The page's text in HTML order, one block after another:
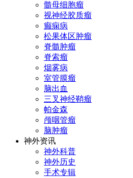
髓母细胞瘤
视神经胶质瘤
癫痫病
松果体区肿瘤
脊髓肿瘤
脊索瘤
烟雾病
室管膜瘤
脑出血
三叉神经鞘瘤
帕金森
颅咽管瘤
脑肿瘤
神外资讯
神外科普
神外历史
手术专辑